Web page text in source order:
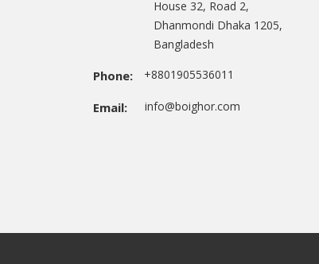
House 32, Road 2,
Dhanmondi Dhaka 1205,
Bangladesh
Phone: +8801905536011
Email: info@boighor.com